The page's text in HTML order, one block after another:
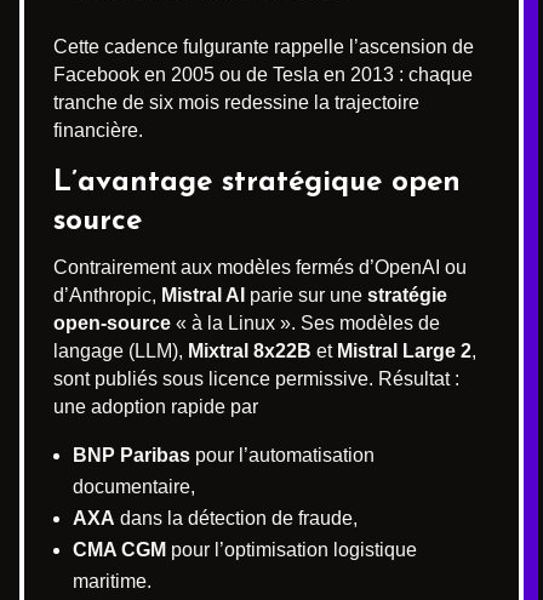
Cette cadence fulgurante rappelle l’ascension de
Facebook en 2005 ou de Tesla en 2013 : chaque
tranche de six mois redessine la trajectoire
financière.
L’avantage stratégique open
source
Contrairement aux modèles fermés d’OpenAI ou
d’Anthropic, Mistral AI parie sur une stratégie
open-source « à la Linux ». Ses modèles de
langage (LLM), Mixtral 8x22B et Mistral Large 2,
sont publiés sous licence permissive. Résultat :
une adoption rapide par
BNP Paribas pour l’automatisation
documentaire,
AXA dans la détection de fraude,
CMA CGM pour l’optimisation logistique
maritime.